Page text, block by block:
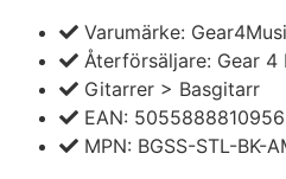
Varumärke:
Återförsäljare: Gear 4
Gitarrer > Basgitarr
EAN: 5055888810956
MPN: BGSS-STL-BK-